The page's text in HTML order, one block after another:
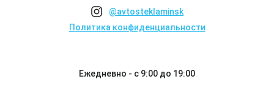
@avtosteklaminsk
Политика конфиденциальности
Ежедневно - с 9:00 до 19:00